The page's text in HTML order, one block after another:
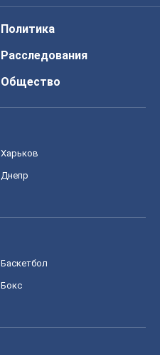
Политика
Расследования
Общество
Харьков
Днепр
Баскетбол
Бокс